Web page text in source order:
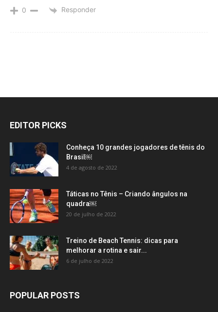
0 Responder
EDITOR PICKS
Conheça 10 grandes jogadores de tênis do
Brasil￼
4 de agosto de 2022
Táticas no Tênis – Criando ângulos na
quadra￼
20 de julho de 2022
Treino de Beach Tennis: dicas para
melhorar a rotina e sair...
6 de julho de 2022
POPULAR POSTS